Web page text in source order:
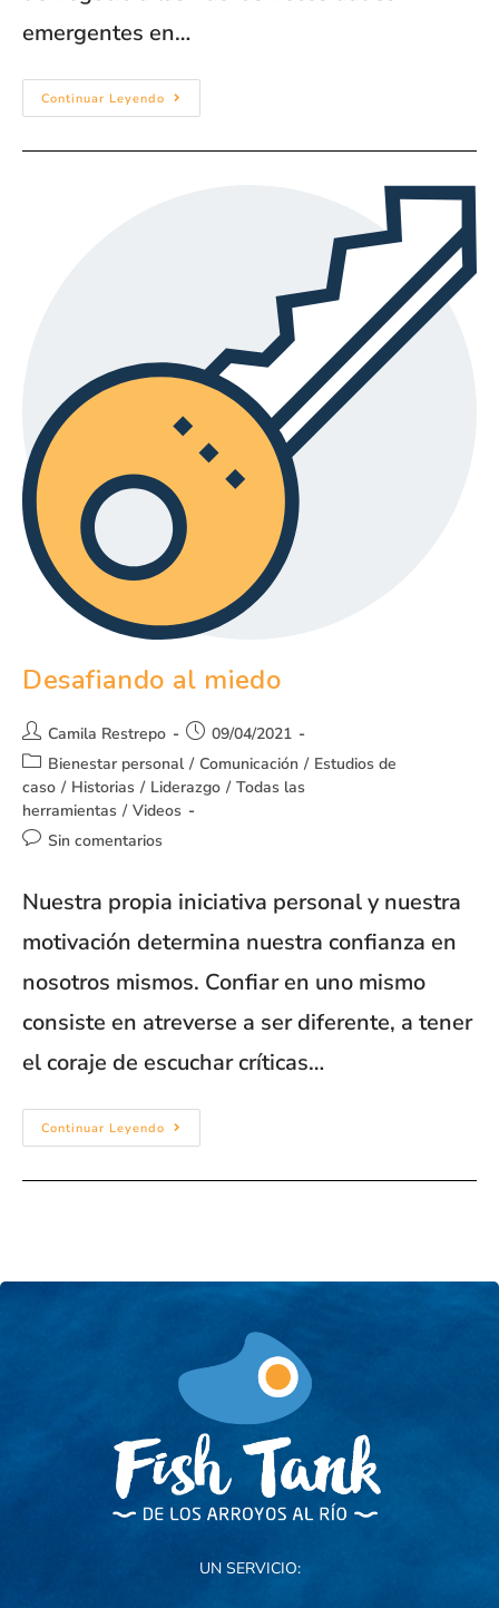
emergentes en…
Continuar Leyendo
Desafiando al miedo
Camila Restrepo
09/04/2021
Bienestar personal / Comunicación / Estudios de
caso / Historias / Liderazgo / Todas las
herramientas / Videos
Sin comentarios
Nuestra propia iniciativa personal y nuestra
motivación determina nuestra confianza en
nosotros mismos. Confiar en uno mismo
consiste en atreverse a ser diferente, a tener
el coraje de escuchar críticas…
Continuar Leyendo
UN SERVICIO: